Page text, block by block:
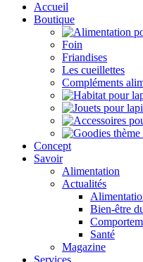
Accueil
Boutique
Foin
Friandises
Les cueillettes
Compléments
Concept
Savoir
Alimentation
Actualités
Bien-être
Santé
Magazine
Services